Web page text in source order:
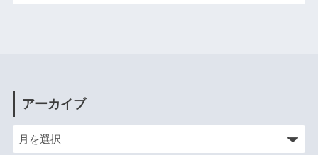
アーカイブ